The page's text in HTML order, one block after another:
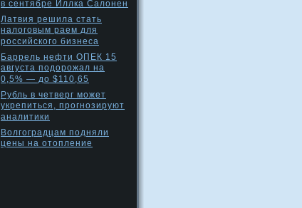
в сентябре Иллка Салонен
Латвия решила стать
налоговым раем для
российского бизнеса
Баррель нефти ОПЕК 15
августа подорожал на
0,5% — до $110,65
Рубль в четверг может
укрепиться, прогнозируют
аналитики
Волгоградцам подняли
цены на отопление